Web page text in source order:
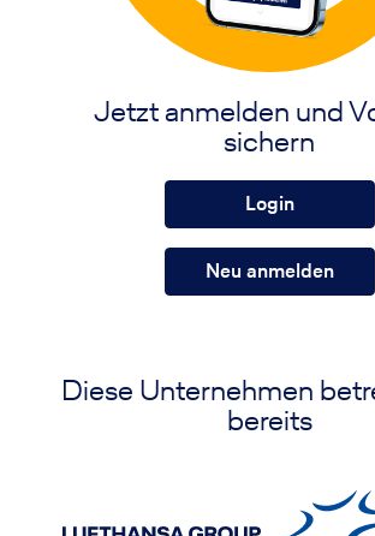
Jetzt anmelden und
sichern
Login
Neu anmelden
Diese Unternehmen
bereits